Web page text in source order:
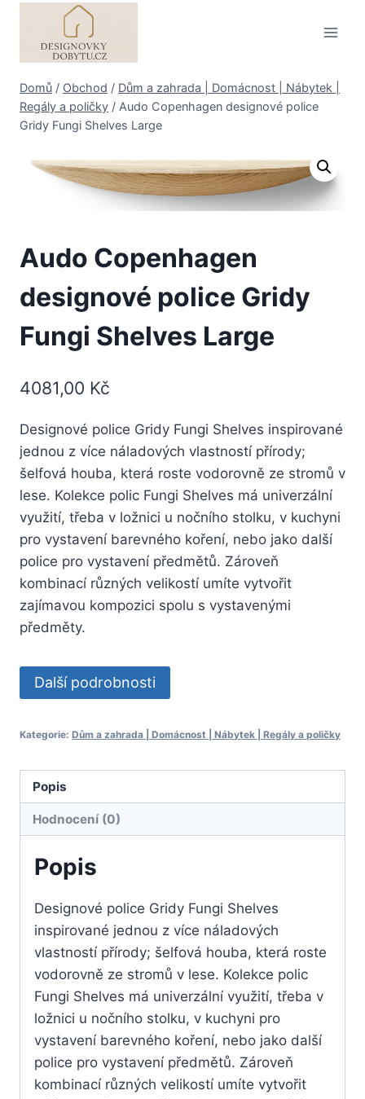
Domů / Obchod / Dům a zahrada | Domácnost | Nábytek |
Regály a poličky / Audo Copenhagen designové police
Gridy Fungi Shelves Large
Audo Copenhagen
designové police Gridy
Fungi Shelves Large
4081,00 Kč
Designové police Gridy Fungi Shelves inspirované
jednou z více náladových vlastností přírody;
šelfová houba, která roste vodorovně ze stromů v
lese. Kolekce polic Fungi Shelves má univerzální
využití, třeba v ložnici u nočního stolku, v kuchyni
pro vystavení barevného koření, nebo jako další
police pro vystavení předmětů. Zároveň
kombinací různých velikostí umíte vytvořit
zajímavou kompozici spolu s vystavenými
předměty.
Další podrobnosti
Kategorie: Dům a zahrada | Domácnost | Nábytek | Regály a poličky
Popis
Hodnocení (0)
Popis
Designové police Gridy Fungi Shelves
inspirované jednou z více náladových
vlastností přírody; šelfová houba, která roste
vodorovně ze stromů v lese. Kolekce polic
Fungi Shelves má univerzální využití, třeba v
ložnici u nočního stolku, v kuchyni pro
vystavení barevného koření, nebo jako další
police pro vystavení předmětů. Zároveň
kombinací různých velikostí umíte vytvořit